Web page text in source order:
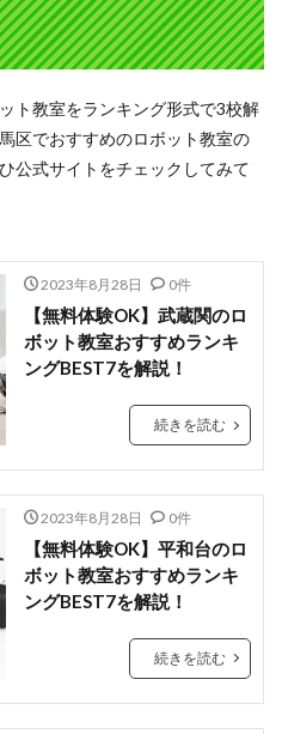
ト教室をランキング形式で3校解
区でおすすめのロボット教室の
公式サイトをチェックしてみて
2023年8月28日 0件
【無料体験OK】武蔵関のロ
ボット教室おすすめランキ
ングBEST7を解説！
続きを読む
2023年8月28日 0件
【無料体験OK】平和台のロ
ボット教室おすすめランキ
ングBEST7を解説！
続きを読む